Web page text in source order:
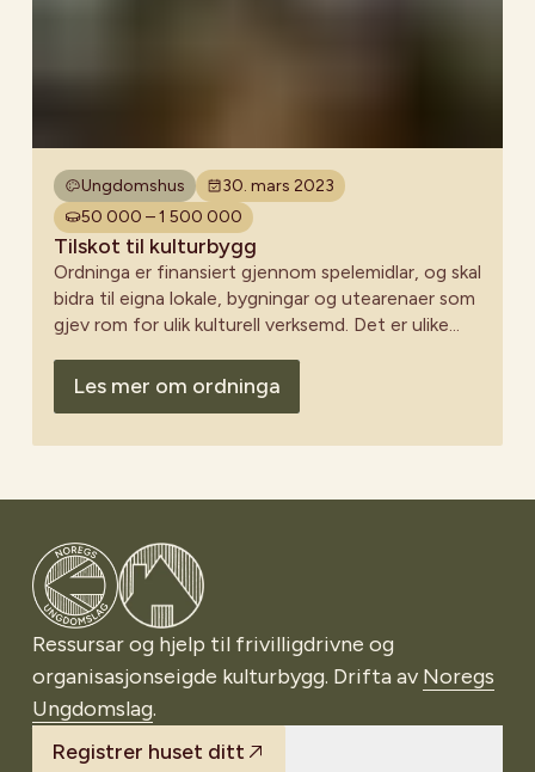
Ungdomshus
30. mars 2023
50 000 – 1 500 000
Tilskot til kulturbygg
Ordninga er finansiert gjennom spelemidlar, og skal
bidra til eigna lokale, bygningar og utearenaer som
gjev rom for ulik kulturell verksemd. Det er ulike
fristen i slutten av mars månad.
Les mer om ordninga
Gå til Noregs Ungdomslag
Ressursar og hjelp til frivilligdrivne og
organisasjonseigde kulturbygg. Drifta av Noregs
Ungdomslag.
Registrer huset ditt